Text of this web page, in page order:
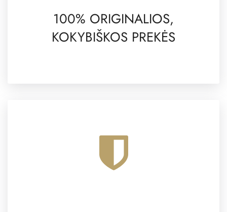
100% ORIGINALIOS,
KOKYBIŠKOS PREKĖS